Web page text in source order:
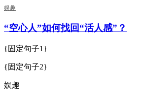
娱趣
“空心人”如何找回“活人感”？
{固定句子1}
{固定句子2}
娱趣